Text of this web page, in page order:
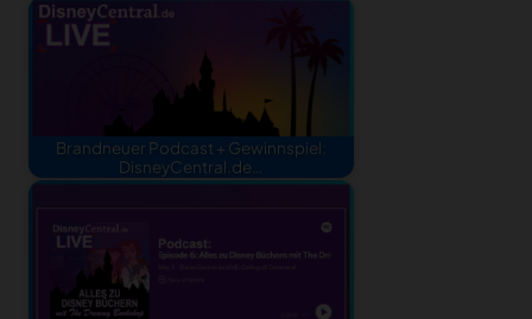
Brandneuer Podcast + Gewinnspiel:
DisneyCentral.de…